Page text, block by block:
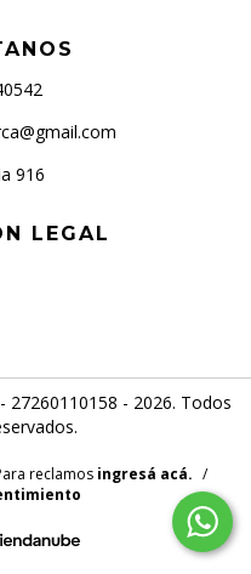
916
LEGAL
27260110158 - 2026. Todos
reclamos ingresá acá. /